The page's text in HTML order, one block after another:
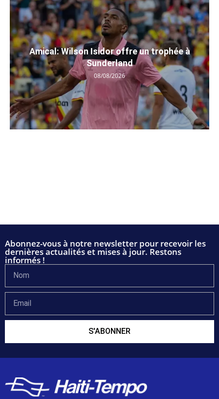
Amical: Wilson Isidor offre un trophée à
Sunderland
08/08/2026
Abonnez-vous à notre newsletter pour recevoir les
dernières actualités et mises à jour. Restons
informés !
S'ABONNER